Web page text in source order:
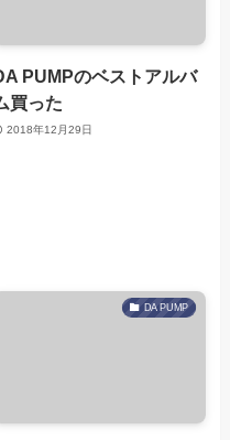
PUMPのベストアルバ
買った
2018年12月29日
DA PUMP